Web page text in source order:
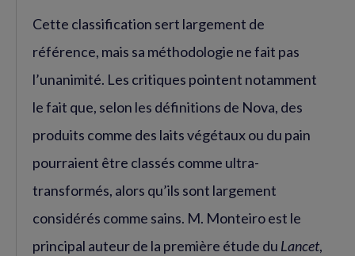
Cette classification sert largement de
référence, mais sa méthodologie ne fait pas
l’unanimité. Les critiques pointent notamment
le fait que, selon les définitions de Nova, des
produits comme des laits végétaux ou du pain
pourraient être classés comme ultra-
transformés, alors qu’ils sont largement
considérés comme sains. M. Monteiro est le
principal auteur de la première étude du Lancet,